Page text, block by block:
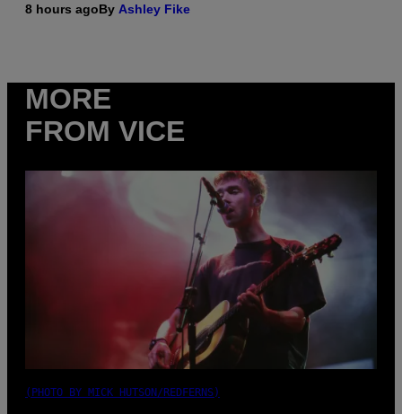
8 hours agoBy Ashley Fike
MORE
FROM VICE
(PHOTO BY MICK HUTSON/REDFERNS)